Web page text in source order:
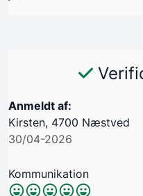
Anmeldt af:
Kirsten, 4700 Næstved
30/04-2026
Kommunikation